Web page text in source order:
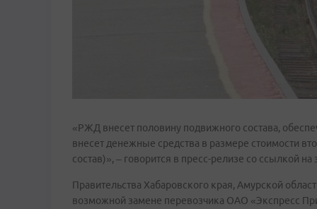
«РЖД внесет половину подвижного состава,
внесет денежные средства в размере стоимости
состав)», – говорится в пресс-релизе со ссылкой
Правительства Хабаровского края, Амурской
возможной замене перевозчика ОАО «Экспресс